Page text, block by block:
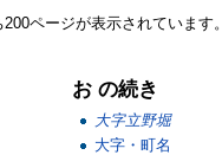
ページが表示されています。
お の続き
大字立野堀
大字・町名